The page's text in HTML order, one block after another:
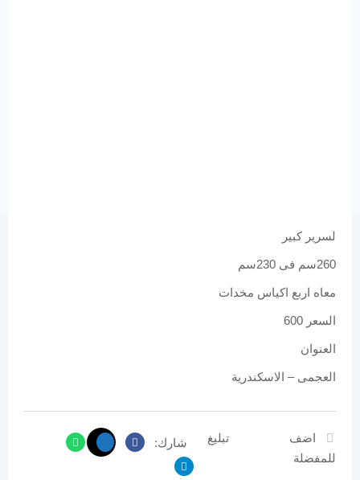
لسرير كبير
260سم فى 230سم
معاه اربع اكياس مخدات
السعر 600
العنوان
العجمى – الاسكندرية
اضف
للمفضلة
تبليغ شارك: